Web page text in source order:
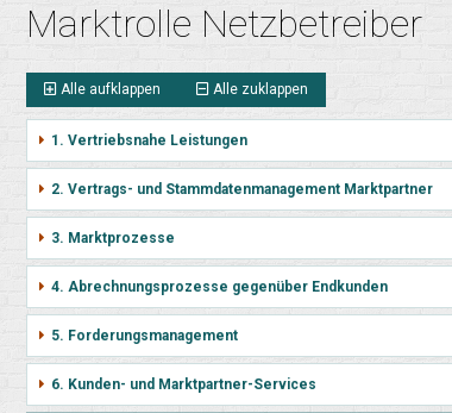
Marktrolle Netzbetreiber
Alle aufklappen Alle zuklappen
1. Vertriebsnahe Leistungen
2. Vertrags- und Stammdatenmanagement Marktpartner
3. Marktprozesse
4. Abrechnungsprozesse gegenüber Endkunden
5. Forderungsmanagement
6. Kunden- und Marktpartner-Services